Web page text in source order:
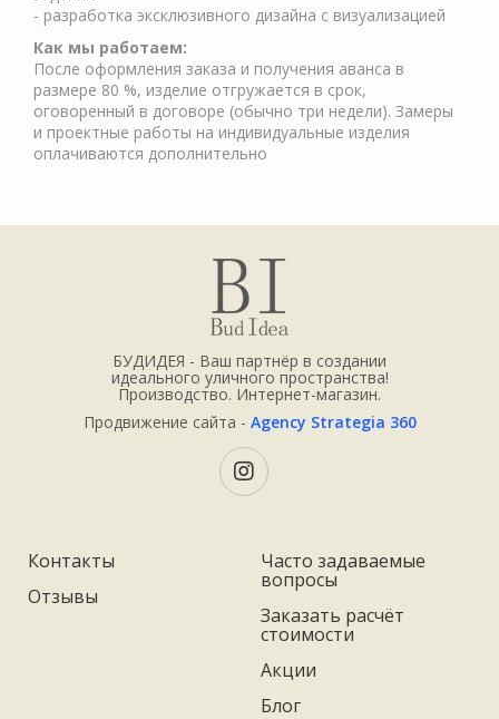
- разработка эксклюзивного дизайна с визуализацией
Как мы работаем:
После оформления заказа и получения аванса в
размере 80 %, изделие отгружается в срок,
оговоренный в договоре (обычно три недели). Замеры
и проектные работы на индивидуальные изделия
оплачиваются дополнительно
БУДИДЕЯ - Ваш партнёр в создании
идеального уличного пространства!
Производство. Интернет-магазин.
Продвижение сайта - Agency Strategia 360
Контакты
Отзывы
Часто задаваемые
вопросы
Заказать расчёт
стоимости
Акции
Блог